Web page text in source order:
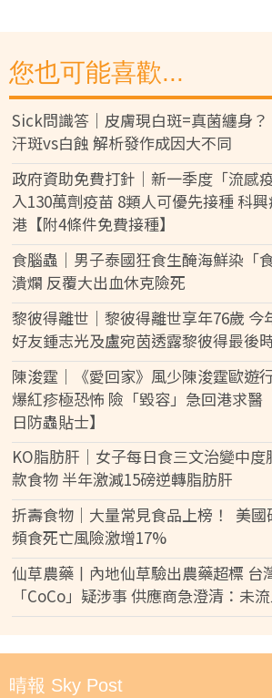
您也可能喜歡...
Sick問識答｜皮膚現白斑=真菌纏身
汗斑vs白蝕 解析發作成因大不同
政府資助免費打針｜新一季度「流感
入130萬劑疫苗 8類人可優先接種 科
港【附4條件免費接種】
食腦蟲｜男子泰國狂食生醃海鮮染「
潰爛 反覆大出血休克險死
黎彼得離世｜黎彼得離世享年76歲 今
好友鍾志光及盧宛茵透露黎彼得最後
陳浚霆｜《愛回家》風少陳浚霆歐遊
爆紅疹極恐怖 險「毀容」急回港求醫
日防蟲貼士】
KO脂肪肝｜女子每日食三文治變中度
款食物 半年激減15磅逆轉脂肪肝
折壽食物｜大量常見食品上榜！ 美國
頻食死亡風險激增17%
仙草農藥丨內地仙草驗出農藥超標 台
「CoCo」疑涉事 供應商急澄清：未
晴報 Sky Post